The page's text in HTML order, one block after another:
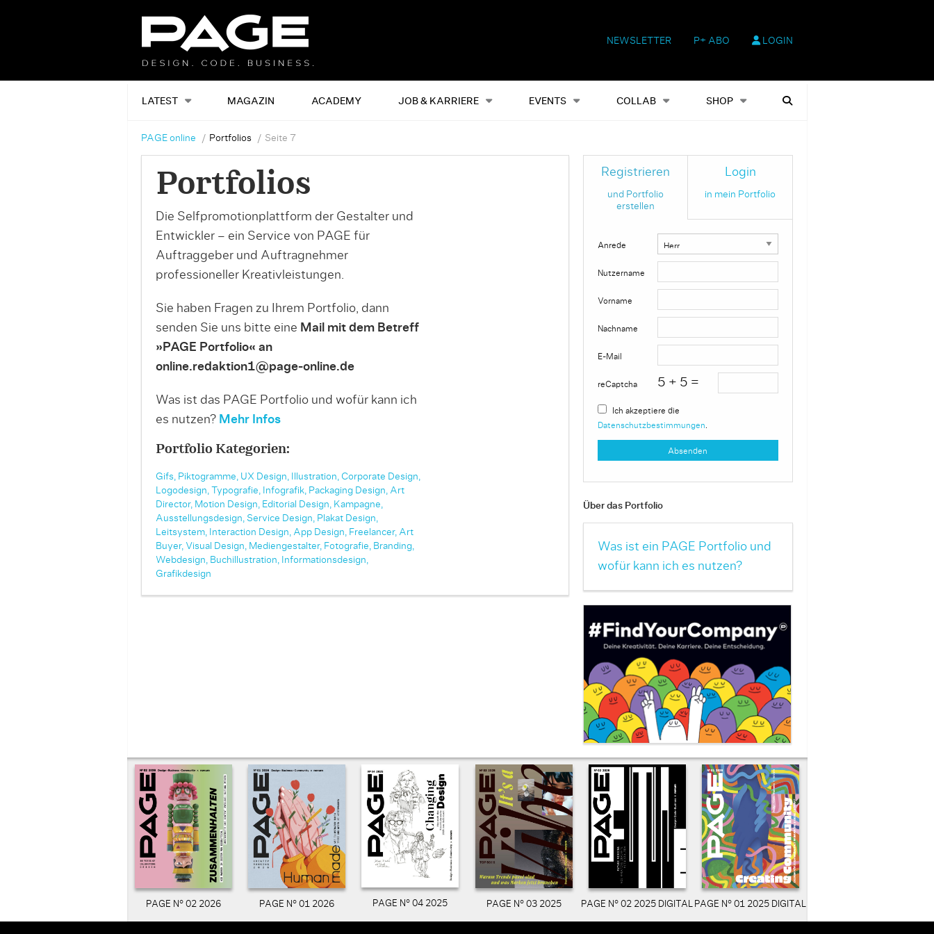
NEWSLETTER P+ ABO LOGIN
LATEST MAGAZIN ACADEMY JOB & KARRIERE EVENTS COLLAB SHOP
Alles Events Shop Heftausgaben Suchen
PAGE online Portfolios Seite 7
Portfolios
Die Selfpromotionplattform der Gestalter und
Entwickler – ein Service von PAGE für
Auftraggeber und Auftragnehmer
professioneller Kreativleistungen.
Sie haben Fragen zu Ihrem Portfolio, dann
senden Sie uns bitte eine Mail mit dem Betreff
»PAGE Portfolio« an
online.redaktion1@page-online.de
Was ist das PAGE Portfolio und wofür kann ich
es nutzen? Mehr Infos
Portfolio Kategorien:
Gifs, Piktogramme, UX Design, Illustration, Corporate Design,
Logodesign,
Typografie, Infografik, Packaging Design, Art
Director, Motion Design, Editorial Design, Kampagne,
Ausstellungsdesign, Service Design, Plakat Design,
Leitsystem,
Interaction Design, App Design, Freelancer, Art
Buyer, Visual Design, Mediengestalter, Fotografie, Branding,
Webdesign, Buchillustration,
Informationsdesign,
Grafikdesign
Registrieren
und Portfolio
erstellen
Login
in mein Portfolio
Anrede
Nutzername
Vorname
Nachname
E-Mail
reCaptcha 5 + 5 =
Ich akzeptiere die
Datenschutzbestimmungen
Über das Portfolio
Was ist ein PAGE Portfolio und
wofür kann ich es nutzen?
PAGE N° 02 2026 PAGE N° 01 2026 PAGE N° 04 2025 PAGE N° 03 2025 PAGE N° 02 2025 DIGITAL PAGE N° 01 2025 DIGITAL